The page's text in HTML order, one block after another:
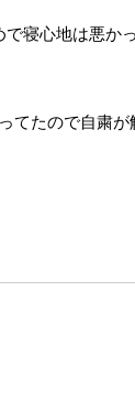
寝心地は悪か
てたので自粛が